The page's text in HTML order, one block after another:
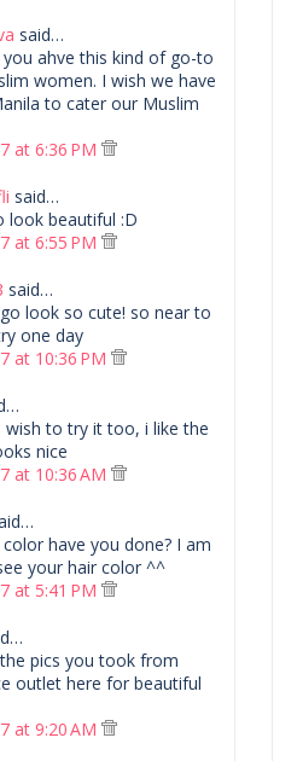
said…
ahve this kind of go-to
women. I wish we have
to cater our Muslim
at 6:36 PM
said…
look beautiful :D
at 6:55 PM
said…
look so cute! so near to
one day
at 10:36 PM
wish to try it too, i like the
nice
at 10:36 AM
have you done? I am
your hair color ^^
at 5:41 PM
pics you took from
outlet here for beautiful
at 9:20 AM